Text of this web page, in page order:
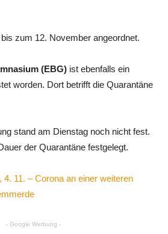
zum 12. November angeordnet.
(EBG) ist ebenfalls ein
worden. Dort betrifft die Quarantäne
stand am Dienstag noch nicht fest.
der Quarantäne festgelegt.
11. – Corona an einer weiteren
- Google Werbung -